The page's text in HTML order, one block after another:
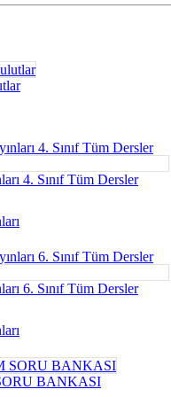
4. Sınıf Tüm Dersler
6. Sınıf Tüm Dersler
BANKASI